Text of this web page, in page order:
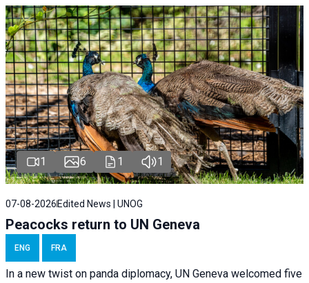
1 6 1 1
07-08-2026 Edited News | UNOG
Peacocks return to UN Geneva
ENG FRA
In a new twist on panda diplomacy, UN Geneva welcomed five